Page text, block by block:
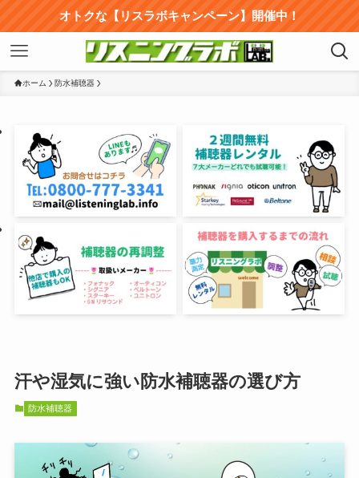
オトクな【リスラボキャンペーン】開催中！
ホーム 防水補聴器
汗や湿気に強い防水補聴器の選び方
防水補聴器